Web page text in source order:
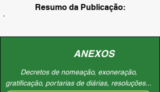
Resumo da Publicação:
ANEXOS
Decretos de nomeação, exoneração,
gratificação, portarias de diárias, resoluções...